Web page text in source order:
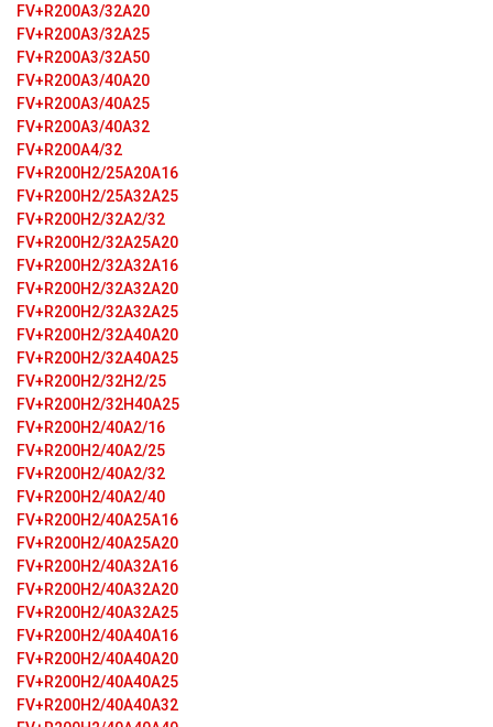
FV+R200A3/32A20
FV+R200A3/32A25
FV+R200A3/32A50
FV+R200A3/40A20
FV+R200A3/40A25
FV+R200A3/40A32
FV+R200A4/32
FV+R200H2/25A20A16
FV+R200H2/25A32A25
FV+R200H2/32A2/32
FV+R200H2/32A25A20
FV+R200H2/32A32A16
FV+R200H2/32A32A20
FV+R200H2/32A32A25
FV+R200H2/32A40A20
FV+R200H2/32A40A25
FV+R200H2/32H2/25
FV+R200H2/32H40A25
FV+R200H2/40A2/16
FV+R200H2/40A2/25
FV+R200H2/40A2/32
FV+R200H2/40A2/40
FV+R200H2/40A25A16
FV+R200H2/40A25A20
FV+R200H2/40A32A16
FV+R200H2/40A32A20
FV+R200H2/40A32A25
FV+R200H2/40A40A16
FV+R200H2/40A40A20
FV+R200H2/40A40A25
FV+R200H2/40A40A32